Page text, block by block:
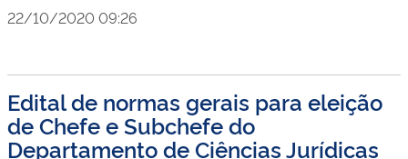
22/10/2020 09:26
Edital de normas gerais para eleição
de Chefe e Subchefe do
Departamento de Ciências Jurídicas